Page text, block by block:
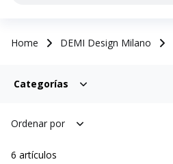
Home DEMI Design Milano
Categorías
Ordenar por
6 artículos